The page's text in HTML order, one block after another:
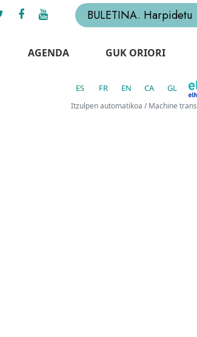
BULETINA. Harpidetu
AGENDA GUK ORIORI
ES FR EN CA GL
Itzulpen automatikoa / Machine